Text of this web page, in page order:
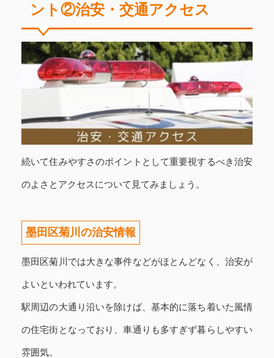
ント②治安・交通アクセス
続いて住みやすさのポイントとして重要視するべき治安
のよさとアクセスについて見てみましょう。
墨田区菊川の治安情報
墨田区菊川では大きな事件などがほとんどなく、治安が
よいといわれています。
駅周辺の大通り沿いを除けば、基本的に落ち着いた風情
の住宅街となっており、車通りも多すぎず暮らしやすい
雰囲気。